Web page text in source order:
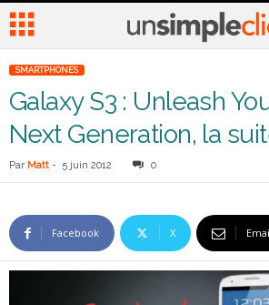
SMARTPHONES
Galaxy S3 : Unleash
Next Generation, la
Par Matt - 5 juin 2012 0
Facebook X